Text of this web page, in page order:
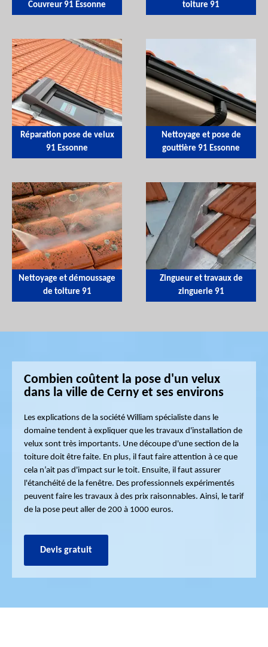
Couvreur 91 Essonne
toiture 91
Réparation pose de velux
91 Essonne
Nettoyage et pose de
gouttière 91 Essonne
Nettoyage et démoussage
de toiture 91
Zingueur et travaux de
zinguerie 91
Combien coûtent la pose d'un velux
dans la ville de Cerny et ses environs
Les explications de la société William spécialiste dans le
domaine tendent à expliquer que les travaux d'installation de
velux sont très importants. Une découpe d'une section de la
toiture doit être faite. En plus, il faut faire attention à ce que
cela n’ait pas d'impact sur le toit. Ensuite, il faut assurer
l'étanchéité de la fenêtre. Des professionnels expérimentés
peuvent faire les travaux à des prix raisonnables. Ainsi, le tarif
de la pose peut aller de 200 à 1000 euros.
Devis gratuit